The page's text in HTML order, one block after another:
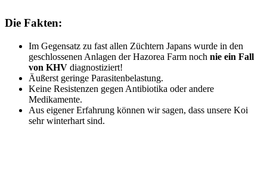
Die Fakten:
Im Gegensatz zu fast allen Züchtern Japans wurde in den
geschlossenen Anlagen der Hazorea Farm noch nie ein Fall
von KHV diagnostiziert!
Äußerst geringe Parasitenbelastung.
Keine Resistenzen gegen Antibiotika oder andere
Medikamente.
Aus eigener Erfahrung können wir sagen, dass unsere Koi
sehr winterhart sind.